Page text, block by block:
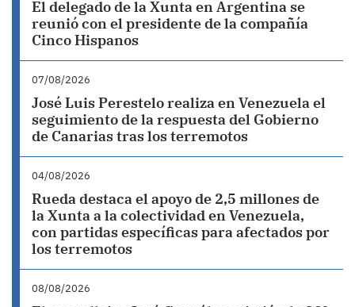
El delegado de la Xunta en Argentina se
reunió con el presidente de la compañía
Cinco Hispanos
07/08/2026
José Luis Perestelo realiza en Venezuela el
seguimiento de la respuesta del Gobierno
de Canarias tras los terremotos
04/08/2026
Rueda destaca el apoyo de 2,5 millones de
la Xunta a la colectividad en Venezuela,
con partidas específicas para afectados por
los terremotos
08/08/2026